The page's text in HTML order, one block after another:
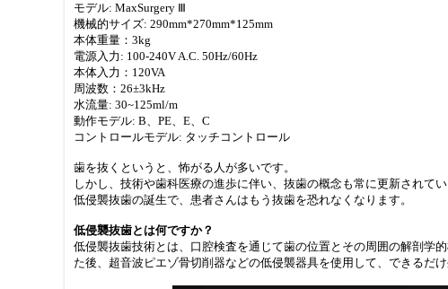
モデル: MaxSurgery Ⅲ
機械的サイズ: 290mm*270mm*125mm
本体重量：3kg
電源入力: 100-240V A.C. 50Hz/60Hz
本体入力：120VA
周波数：26±3kHz
水流量: 30~125ml/m
動作モデル: B、PE、E、C
コントロールモデル: タッチコントロール
歯を抜くというと、怖がる人が多いです。
しかし、技術や歯科医療の進歩に伴い、抜歯の概念も常に更新されてい
低侵襲抜歯の誕生で、患者さんはもう抜歯を恐れなくなります。
低侵襲抜歯とは何ですか？
低侵襲抜歯技術とは、口腔検査を通じて歯の位置とその周囲の解剖学
た後、超音波ピエゾ骨切削器などの低侵襲器具を使用して、できるだ